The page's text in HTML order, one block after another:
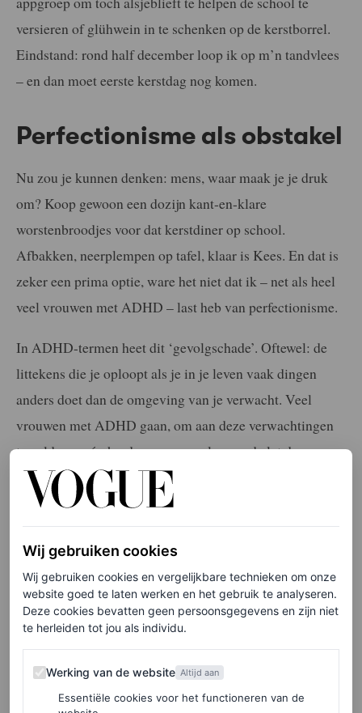
versieren of glühwein in te schenken op de kerstborrel.
Eindstand: rond half december loop ik op m’n tandvlees
– en dan moet eerste kerstdag nog komen.
Perfectionisme als obstakel
Nu zou je kunnen denken: mens, waar maak je je druk
om? Koop gewoon een dozijn kant-en-klare
worstenbroodjes voor dat kerstdiner op school.
Afbakken, neerplempen op tafel, klaar is Kees. En dat is
zeker een prima optie, ware het niet dat ik – net als heel
veel vrouwen met ADHD – last heb van perfectionisme.
In ADHD-termen heet dit ‘gevolgschade’. Oftewel: de
littekens die je oploopt als je in je leven vaak dingen
anders doet dan de omgeving van je verwacht. Veel
vrouwen met ADHD gaan, om aan deze verwachtingen
te voldoen, nóg harder rennen en leggen de lat daarom
veel te hoog voor zichzelf. Het kan niet gewoon goed; het
moet perfect.
LEES OOK
‘Ik kreeg op mijn 36e de diagnose ADHD en
zo ga ik daarmee om’
Wij gebruiken cookies
Wij gebruiken cookies en vergelijkbare technieken om onze
website goed te laten werken en het gebruik te analyseren.
Deze cookies bevatten geen persoonsgegevens en zijn niet
te herleiden tot jou als individu.
Werking van de website
Werking van de website Altijd aan
Essentiële cookies voor het functioneren van de